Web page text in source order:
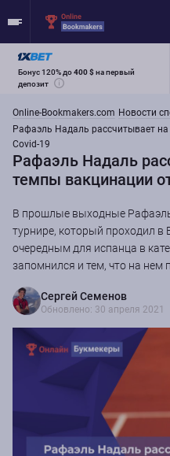
Бонус 120% до400 $на первый
депозит
Online-Bookmakers.com Новости
Рафаэль Надаль рассчитывает
Covid-19
Рафаэль Надаль
темпы вакцинации
В прошлые выходные
турнире, который проходил в
очередным для испанца в
запомнился и тем, что на нем
Сергей Семенов
Обновлено: 30 апреля 2021